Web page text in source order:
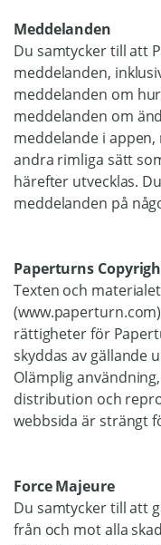
Meddelanden
Du samtycker till att
meddelanden,
meddelanden om
meddelanden om
meddelande i
andra rimliga sätt
härefter utvecklas.
meddelanden på
Paperturns
Texten och
rättigheter för
skyddas av gällande
Olämplig
distribution och
webbsida är strängt
Force Majeure
Du samtycker till att
från och mot alla